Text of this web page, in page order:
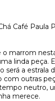
Café Paula
o marrom
linda peça.
será a estrala
outras
neutro,
merece.